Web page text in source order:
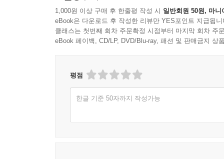
1,000원 이상 구매 후 한줄평 작성 시 일반회원 50원, 마니
eBook은 다운로드 후 작성한 리뷰만 YES포인트 지급됩니
클래스는 첫번째 회차 주문확정 시점부터 마지막 회차 주
eBook 페이백, CD/LP, DVD/Blu-ray, 패션 및 판매금지 상
평점
한글 기준 50자까지 작성가능